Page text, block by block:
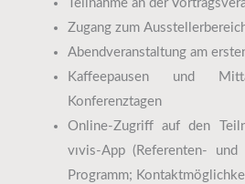
Teilnahme an der
Zugang zum
Abendveranstaltung am
Kaffeepausen und
Konferenztagen
Online-Zugriff auf den
vıvis-App (Referenten- und
Programm;